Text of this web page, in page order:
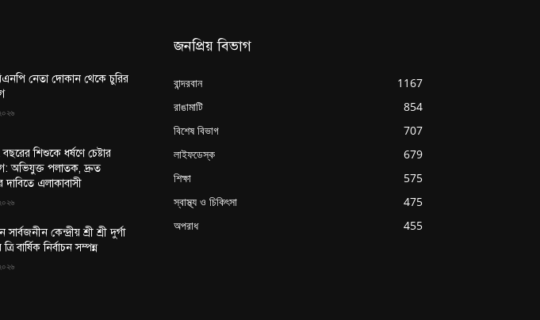
নেতা দোকান থেকে চুরির
শিশুকে ধর্ষণে চেষ্টার
অভিযুক্ত পলাতক, দ্রুত
দাবিতে এলাকাবাসী
সার্বজনীন কেন্দ্রীয় শ্রী শ্রী দুর্গা
বার্ষিক নির্বাচন সম্পন্ন
জনপ্রিয় বিভাগ
বান্দরবান
1167
রাঙামাটি
854
বিশেষ বিভাগ
707
লাইফডেস্ক
679
শিক্ষা
575
স্বাস্থ্য ও চিকিৎসা
475
অপরাধ
455